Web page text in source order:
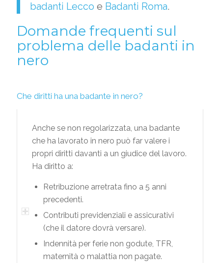
badanti Lecco e Badanti Roma.
Domande frequenti sul
problema delle badanti in
nero
Che diritti ha una badante in nero?
Anche se non regolarizzata, una badante
che ha lavorato in nero può far valere i
propri diritti davanti a un giudice del lavoro.
Ha diritto a:
Retribuzione arretrata fino a 5 anni
precedenti.
Contributi previdenziali e assicurativi
(che il datore dovrà versare).
Indennità per ferie non godute, TFR,
maternità o malattia non pagate.